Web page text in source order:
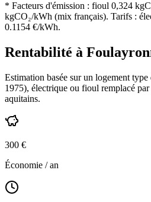
* Facteurs d'émission : fioul 0,324
kgCO₂/kWh (mix français). Tarifs :
0.1154 €/kWh.
Rentabilité à
Estimation basée sur un logement type
1975), électrique ou fioul remplacé
aquitains.
300 €
Économie / an